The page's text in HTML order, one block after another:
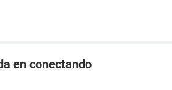
en conectando